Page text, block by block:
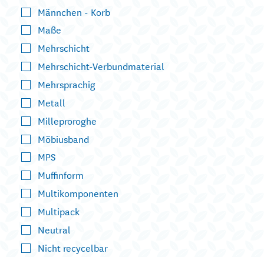
Männchen - Korb
Maße
Mehrschicht
Mehrschicht-Verbundmaterial
Mehrsprachig
Metall
Milleproroghe
Möbiusband
MPS
Muffinform
Multikomponenten
Multipack
Neutral
Nicht recycelbar